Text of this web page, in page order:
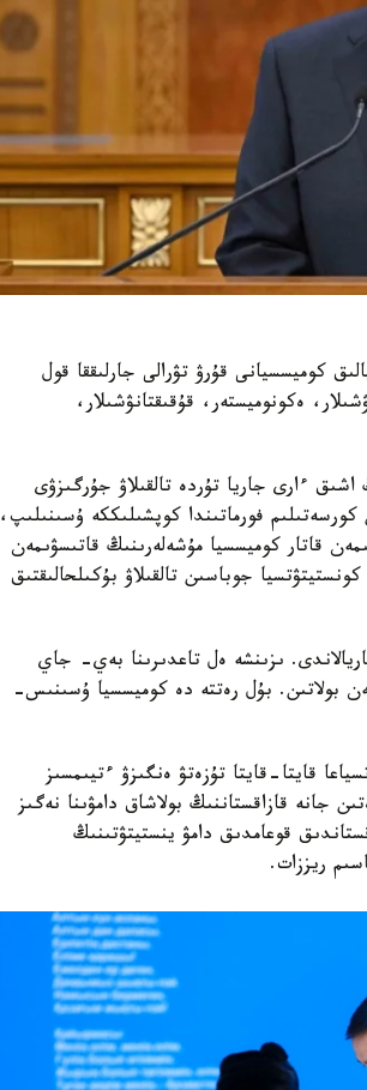
كونستيتۋتسيالىق كوميسسيانى قۇرۋ تۋرالى جارلىققا قول
ەكونوميستەر، قۇقىقتانۋشىلار،
ءارى جاريا تۇردە تالقىلاۋ جۇرگىزۋى
وتىرىسى تىكەلەي ونلاين كورسەتىلىم فورماتىندا كوپشىلىككە ۇسىنىلىپ،
قاتار كوميسسيا مۇشەلەرىنىڭ قاتىسۋىمەن
جوباسىن تالقىلاۋ بۇكىلحالىقتىق
ىزىنشە ەل تاعدىرىنا بەي- جاي
بولاتىن. بۇل رەتتە دە كوميسسيا ۇسىنىس-
قايتا-قايتا تۇزەتۋ ەنگىزۋ ءتيىمسىز
جانە قازاقستاننىڭ بولاشاق دامۋىنا نەگىز
قوعامدىق دامۋ ينستيتۋتىنىڭ
ريززات.